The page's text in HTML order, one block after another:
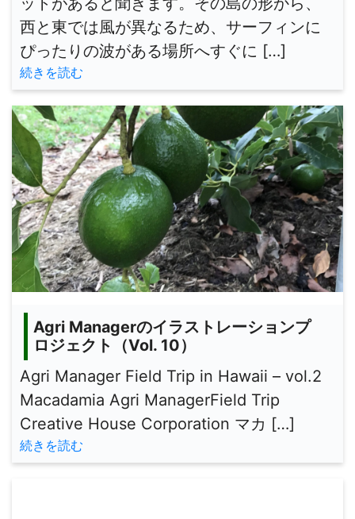
西と東では風が異なるため、サーフィンに
ぴったりの波がある場所へすぐに […]
続きを読む
Agri Managerのイラストレーションプ
ロジェクト（Vol. 10）
Agri Manager Field Trip in Hawaii – vol.2
Macadamia Agri ManagerField Trip
Creative House Corporation マカ […]
続きを読む